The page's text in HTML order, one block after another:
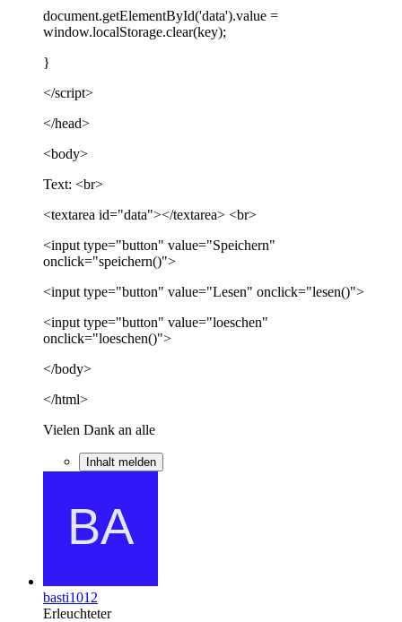
document.getElementById('data').value =
window.localStorage.clear(key);
}
</script>
</head>
<body>
Text: <br>
<textarea id="data"></textarea> <br>
<input type="button" value="Speichern"
onclick="speichern()">
<input type="button" value="Lesen" onclick="lesen()">
<input type="button" value="loeschen"
onclick="loeschen()">
</body>
</html>
Vielen Dank an alle
Inhalt melden
basti1012
Erleuchteter